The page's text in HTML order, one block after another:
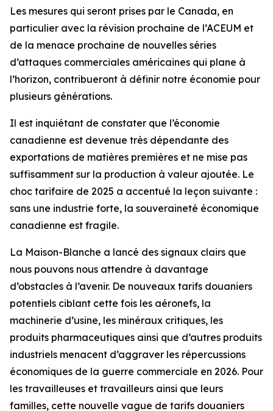
Les mesures qui seront prises par le Canada, en
particulier avec la révision prochaine de l’ACEUM et
de la menace prochaine de nouvelles séries
d’attaques commerciales américaines qui plane à
l’horizon, contribueront à définir notre économie pour
plusieurs générations.
Il est inquiétant de constater que l’économie
canadienne est devenue très dépendante des
exportations de matières premières et ne mise pas
suffisamment sur la production à valeur ajoutée. Le
choc tarifaire de 2025 a accentué la leçon suivante :
sans une industrie forte, la souveraineté économique
canadienne est fragile.
La Maison-Blanche a lancé des signaux clairs que
nous pouvons nous attendre à davantage
d’obstacles à l’avenir. De nouveaux tarifs douaniers
potentiels ciblant cette fois les aéronefs, la
machinerie d’usine, les minéraux critiques, les
produits pharmaceutiques ainsi que d’autres produits
industriels menacent d’aggraver les répercussions
économiques de la guerre commerciale en 2026. Pour
les travailleuses et travailleurs ainsi que leurs
familles, cette nouvelle vague de tarifs douaniers